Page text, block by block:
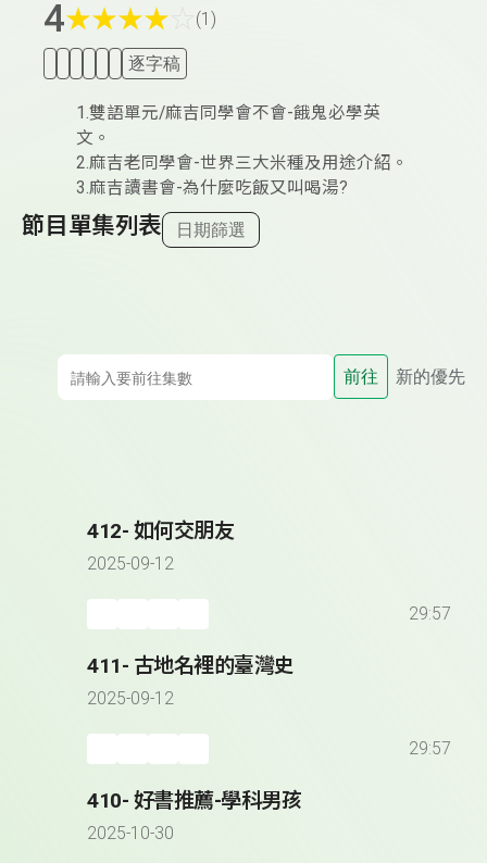
4★★★★ (1)
逐字稿
1.雙語單元/麻吉同學會不會-餓鬼必學英
文。
2.麻吉老同學會-世界三大米種及用途介紹。
3.麻吉讀書會-為什麼吃飯又叫喝湯?
節目單集列表 日期篩選
前往 新的優先
412- 如何交朋友
2025-09-12
29:57
411- 古地名裡的臺灣史
2025-09-12
29:57
410- 好書推薦-學科男孩
2025-10-30